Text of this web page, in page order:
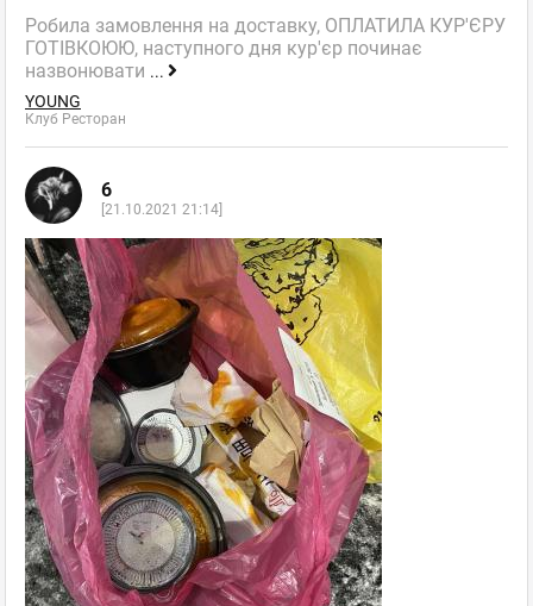
Робила замовлення на доставку, ОПЛАТИЛА КУР'ЄРУ
ГОТІВКОЮЮ, наступного дня кур'єр починає
назвонювати ...
YOUNG
Клуб Ресторан
6
[21.10.2021 21:14]